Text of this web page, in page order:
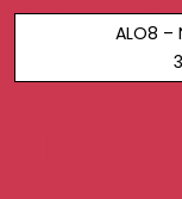
ALO8